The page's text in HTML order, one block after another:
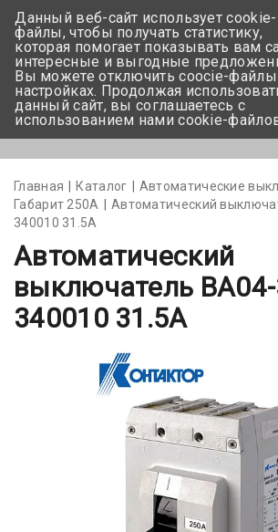
Главная Каталог
Автоматические
Габарит 250А
Автоматический
340010 31.5А
Автоматический
выключатель
340010 31.5А
Данный веб-сайт использует cookie-
файлы, чтобы получать статистику,
которая помогает показывать вам
интересные и выгодные
Вы можете отключить coocie-
настройках. Продолжая
данный сайт, вы соглашаетесь с
использованием нами cookie-